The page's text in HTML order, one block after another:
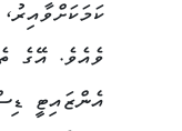
ވެއެވެ. އޭގެ
އެންޒައިޓީ